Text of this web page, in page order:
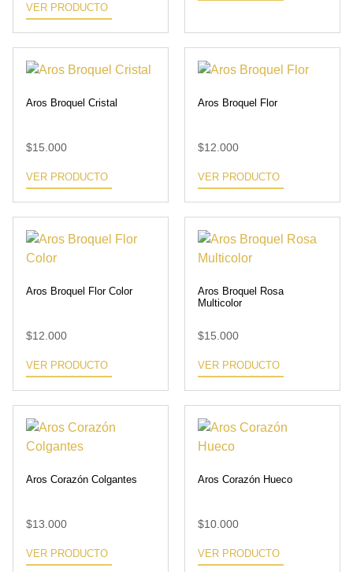
VER PRODUCTO
Aros Broquel Cristal
$15.000
VER PRODUCTO
Aros Broquel Flor
$12.000
VER PRODUCTO
Aros Broquel Flor Color
$12.000
VER PRODUCTO
Aros Broquel Rosa
Multicolor
$15.000
VER PRODUCTO
Aros Corazón Colgantes
$13.000
VER PRODUCTO
Aros Corazón Hueco
$10.000
VER PRODUCTO